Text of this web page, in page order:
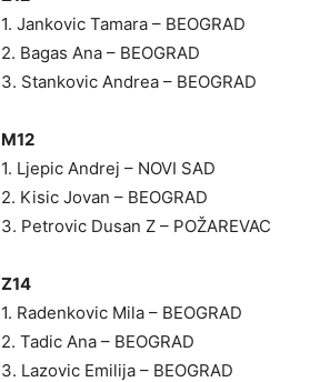
1. Jankovic Tamara – BEOGRAD
2. Bagas Ana – BEOGRAD
3. Stankovic Andrea – BEOGRAD
M12
1. Ljepic Andrej – NOVI SAD
2. Kisic Jovan – BEOGRAD
3. Petrovic Dusan Z – POŽAREVAC
Z14
1. Radenkovic Mila – BEOGRAD
2. Tadic Ana – BEOGRAD
3. Lazovic Emilija – BEOGRAD